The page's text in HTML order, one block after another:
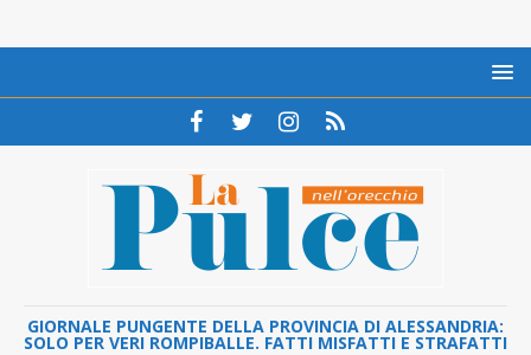
GIORNALE PUNGENTE DELLA PROVINCIA DI ALESSANDRIA:
SOLO PER VERI ROMPIBALLE. FATTI MISFATTI E STRAFATTI